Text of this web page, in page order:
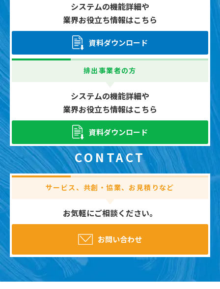
システムの機能詳細や
業界お役立ち情報はこちら
資料ダウンロード
排出事業者の方
システムの機能詳細や
業界お役立ち情報はこちら
資料ダウンロード
CONTACT
サービス、共創・協業、お見積りなど
お気軽にご相談ください。
お問い合わせ